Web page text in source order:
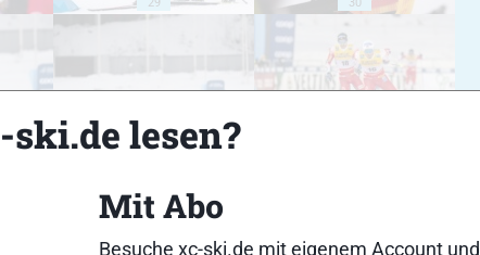
lesen?
Mit Abo
Besuche xc-ski.de mit eigenem Account und